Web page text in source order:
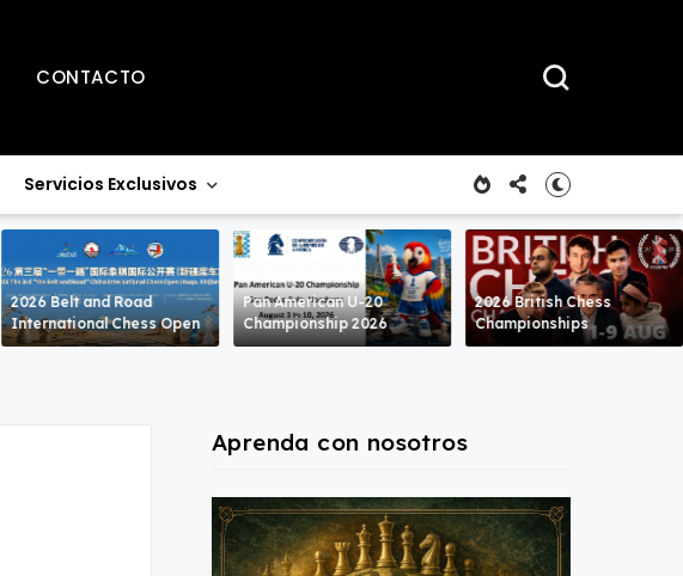
CONTACTO
Servicios Exclusivos
2026 Belt and Road
International Chess Open
Pan American U-20
Championship 2026
2026 British Chess
Championships
Aprenda con nosotros